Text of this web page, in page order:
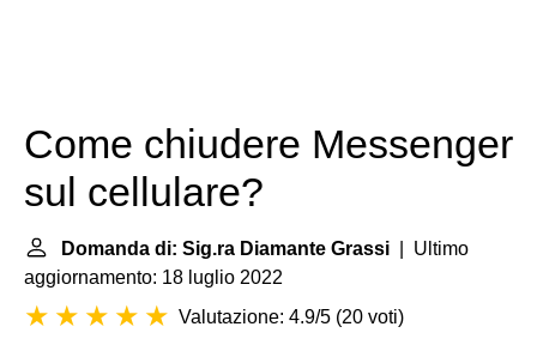
Come chiudere Messenger
sul cellulare?
Domanda di: Sig.ra Diamante Grassi | Ultimo
aggiornamento: 18 luglio 2022
Valutazione: 4.9/5 (20 voti)